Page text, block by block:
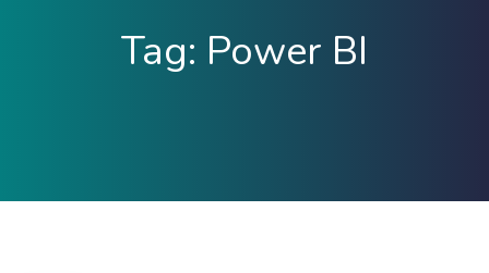
Tag: Power BI